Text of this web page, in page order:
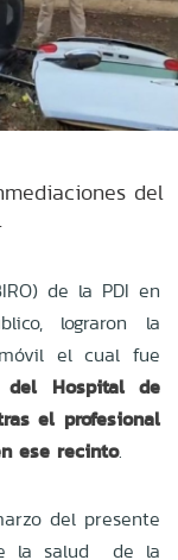
del
de la PDI en
lograron la
el cual fue
del Hospital de
el profesional
ese recinto.
del presente
la salud de la